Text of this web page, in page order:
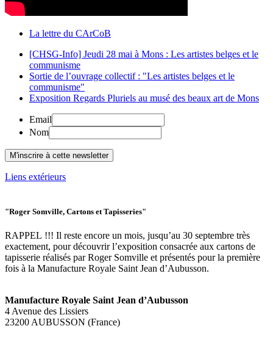
La lettre du CArCoB
[CHSG-Info] Jeudi 28 mai à Mons : Les artistes belges et le
communisme
Sortie de l’ouvrage collectif : "Les artistes belges et le
communisme"
Exposition Regards Pluriels au musé des beaux art de Mons
Email
Nom
Liens extérieurs
"Roger Somville, Cartons et Tapisseries"
RAPPEL !!! Il reste encore un mois, jusqu’au 30 septembre très
exactement, pour découvrir l’exposition consacrée aux cartons de
tapisserie réalisés par Roger Somville et présentés pour la première
fois à la Manufacture Royale Saint Jean d’Aubusson.
Manufacture Royale Saint Jean d’Aubusson
4 Avenue des Lissiers
23200 AUBUSSON (France)